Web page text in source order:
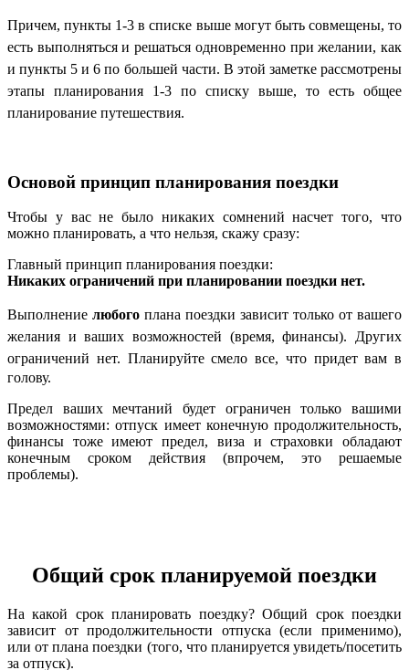
Причем, пункты 1-3 в списке выше могут быть совмещены, то
есть выполняться и решаться одновременно при желании, как
и пункты 5 и 6 по большей части. В этой заметке рассмотрены
этапы планирования 1-3 по списку выше, то есть общее
планирование путешествия.
Основой принцип планирования поездки
Чтобы у вас не было никаких сомнений насчет того, что
можно планировать, а что нельзя, скажу сразу:
Главный принцип планирования поездки:
Никаких ограничений при планировании поездки нет.
Выполнение любого плана поездки зависит только от вашего
желания и ваших возможностей (время, финансы). Других
ограничений нет. Планируйте смело все, что придет вам в
голову.
Предел ваших мечтаний будет ограничен только вашими
возможностями: отпуск имеет конечную продолжительность,
финансы тоже имеют предел, виза и страховки обладают
конечным сроком действия (впрочем, это решаемые
проблемы).
Общий срок планируемой поездки
На какой срок планировать поездку? Общий срок поездки
зависит от продолжительности отпуска (если применимо),
или от плана поездки (того, что планируется увидеть/посетить
за отпуск).